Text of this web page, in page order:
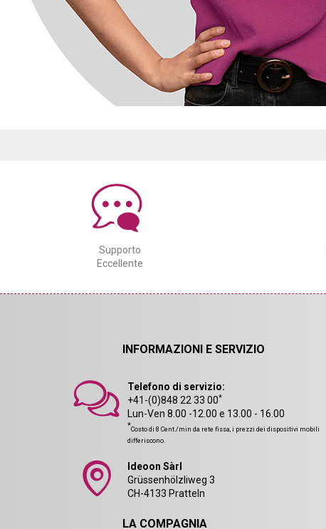
Supporto
Eccellente
INFORMAZIONI E SERVIZIO
Telefono di servizio:
+41-(0)848 22 33 00*
Lun-Ven 8.00 -12.00 e 13.00 - 16.00
*Costo di 8 Cent./min da rete fissa, i prezzi dei dispositivi mobili
differiscono.
Ideoon Sàrl
Grüssenhölzliweg 3
CH-4133 Pratteln
LA COMPAGNIA